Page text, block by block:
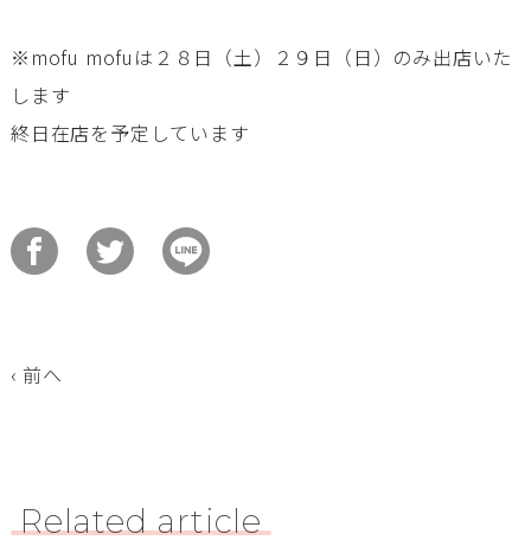
※mofu mofuは２８日（土）２９日（日）のみ出店いた
します
終日在店を予定しています
前へ
Related article